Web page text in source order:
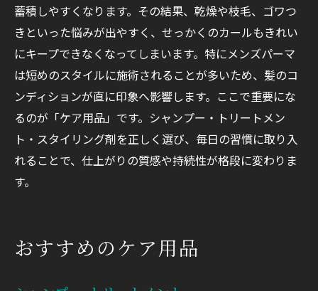
蓄積しやすくなります。その結果、乾燥や枝毛、ゴワつ
きといった悩みが出やすく、せっかくのカールもきれい
にキープできなくなってしまいます。特にメンズパーマ
は短めのスタイルに施術されることが多いため、髪のコ
ンディションが直に印象へ影響します。ここで重要にな
るのが「ケア用品」です。シャンプー・トリートメン
ト・スタイリング剤を正しく選び、毎日の習慣に取り入
れることで、仕上がりの質感や持続性が格段に変わりま
す。
おすすめのケア用品